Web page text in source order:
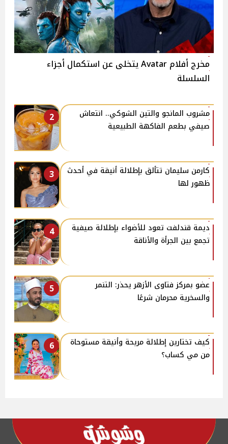
مخرج أفلام Avatar يتخلى عن استكمال أجزاء
السلسلة
2
مشروب المانجو والتين الشوكي.. انتعاش
صيفي بطعم الفاكهة الطبيعية
3
كارمن سليمان تتألق بإطلالة أنيقة في أحدث
ظهور لها
4
ديمة قندلفت تعود للأضواء بإطلالة صيفية
تجمع بين الجرأة والأناقة
5
عضو بمركز فتاوى الأزهر يحذر: التنمر
والسخرية محرمان شرعًا
6
كيف تختارين إطلالة مريحة وأنيقة مستوحاة
من مي كساب؟